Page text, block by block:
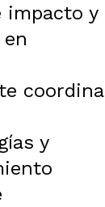
impacto y
coordina
y